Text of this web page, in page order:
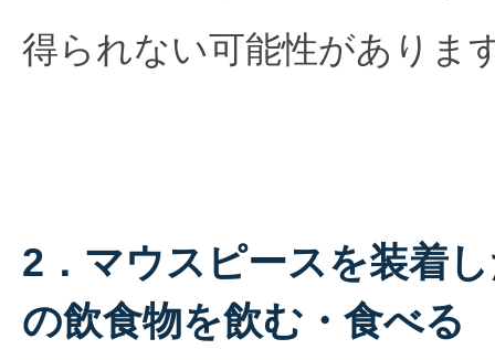
得られない可能性がありま
2．マウスピースを装着
の飲食物を飲む・食べる